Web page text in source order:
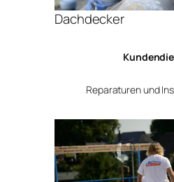
Dachdecker
Reparaturen und